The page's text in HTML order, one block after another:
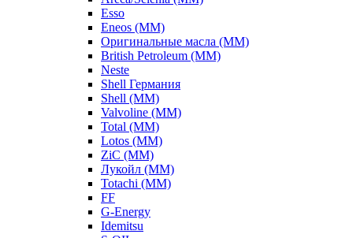
Esso
Eneos (ММ)
Оригинальные масла (ММ)
British Petroleum (ММ)
Neste
Shell Германия
Shell (ММ)
Valvoline (ММ)
Total (ММ)
Lotos (ММ)
ZiC (ММ)
Лукойл (ММ)
Totachi (MM)
FF
G-Energy
Idemitsu